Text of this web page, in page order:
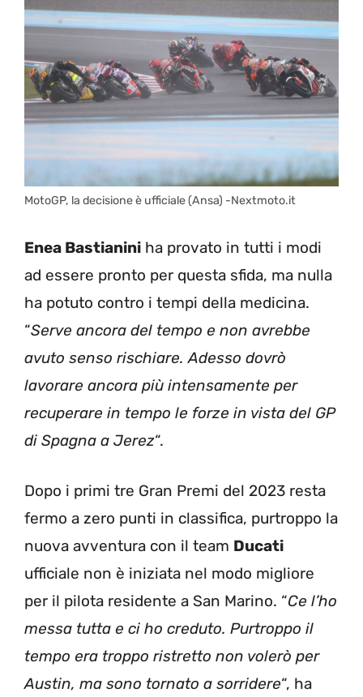
MotoGP, la decisione è ufficiale (Ansa) -Nextmoto.it
Enea Bastianini ha provato in tutti i modi
ad essere pronto per questa sfida, ma nulla
ha potuto contro i tempi della medicina.
“Serve ancora del tempo e non avrebbe
avuto senso rischiare. Adesso dovrò
lavorare ancora più intensamente per
recuperare in tempo le forze in vista del GP
di Spagna a Jerez“.
Dopo i primi tre Gran Premi del 2023 resta
fermo a zero punti in classifica, purtroppo la
nuova avventura con il team Ducati
ufficiale non è iniziata nel modo migliore
per il pilota residente a San Marino. “Ce l’ho
messa tutta e ci ho creduto. Purtroppo il
tempo era troppo ristretto non volerò per
Austin, ma sono tornato a sorridere“, ha